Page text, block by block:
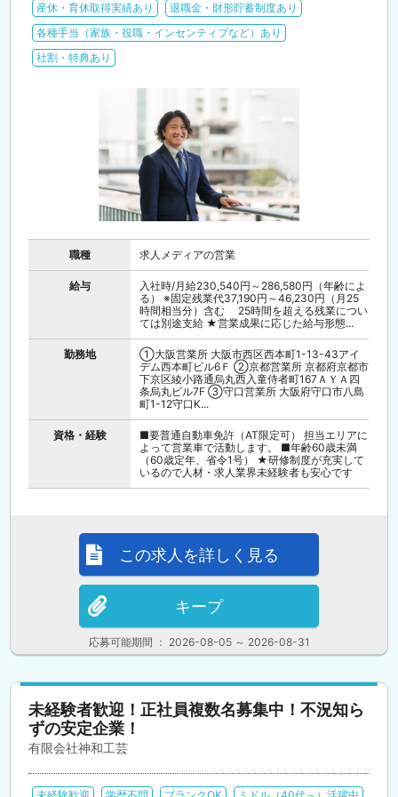
産休・育休取得実績あり
退職金・財形貯蓄制度あり
各種手当（家族・役職・インセンティブなど）あり
社割・特典あり
職種 求人メディアの営業
給与
入社時/月給230,540円～286,580円（年齢によ
る） ※固定残業代37,190円～46,230円（月25
時間相当分）含む 25時間を超える残業につい
ては別途支給 ★営業成果に応じた給与形態...
勤務地
①大阪営業所 大阪市西区西本町1-13-43アイ
デム西本町ビル6Ｆ ②京都営業所 京都府京都市
下京区綾小路通烏丸西入童侍者町167ＡＹＡ四
条烏丸ビル7F ③守口営業所 大阪府守口市八島
町1-12守口K...
資格・経験
■要普通自動車免許（AT限定可） 担当エリアに
よって営業車で活動します。 ■年齢60歳未満
（60歳定年、省令1号） ★研修制度が充実して
いるので人材・求人業界未経験者も安心です
応募可能期間 ： 2026-08-05 ～ 2026-08-31
この求人を詳しく見る
キープ
未経験者歓迎！正社員複数名募集中！不況知ら
ずの安定企業！
有限会社神和工芸